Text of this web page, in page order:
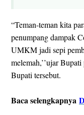
“Teman-teman kita
penumpang dampak
UMKM jadi sepi
melemah,’’ujar
Bupati tersebut.
Baca selengkapnya